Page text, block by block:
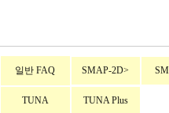
일반 FAQ SMAP-2D>
TUNA TUNA Plus